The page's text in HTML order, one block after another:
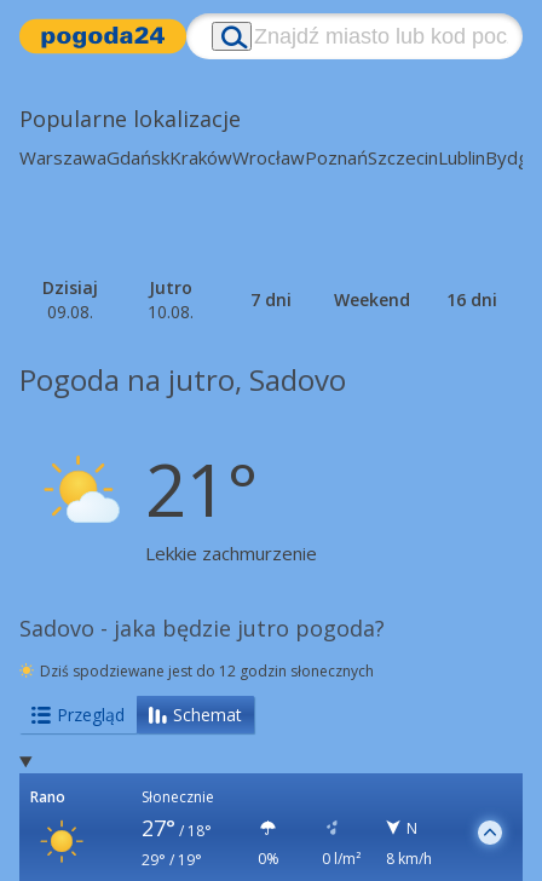
Popularne lokalizacje
WarszawaGdańskKrakówWrocławPoznańSzczecinLublin
Dzisiaj
09.08.
Jutro
10.08.
7 dni Weekend 16 dni
Pogoda na jutro, Sadovo
21°
Lekkie zachmurzenie
Sadovo - jaka będzie jutro pogoda?
Dziś spodziewane jest do 12 godzin słonecznych
Przegląd Schemat
Rano Słonecznie
27° / 18°
29° / 19°
0% 0 l/m²
N
8 km/h